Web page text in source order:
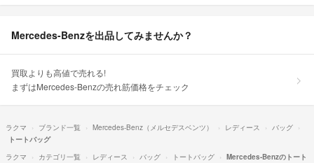
Mercedes-Benzを出品してみませんか？
買取よりも高値で売れる!
まずはMercedes-Benzの売れ筋価格をチェック
ラクマ ブランド一覧 Mercedes-Benz（メルセデスベンツ） レディース
バッグ
トートバッグ
ラクマ
カテゴリ一覧 レディース バッグ トートバッグ
Mercedes-Benzのトート